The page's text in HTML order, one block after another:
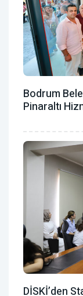
Bodrum
Pinaraltı
DİSKİ’den